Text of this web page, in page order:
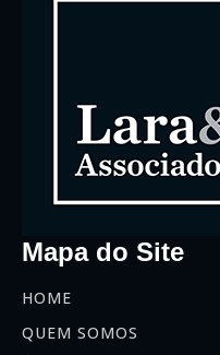
Mapa do Site
HOME
QUEM SOMOS